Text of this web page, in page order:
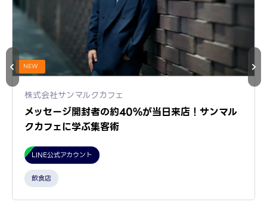
NEW
株式会社サンマルクカフェ
メッセージ開封者の約40%が当日来店！サンマル
クカフェに学ぶ集客術
LINE公式アカウント
飲食店